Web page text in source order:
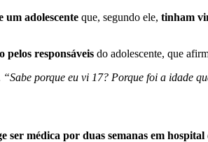
um adolescente que, segundo ele, tinham
pelos responsáveis do adolescente, que
“Sabe porque eu vi 17? Porque foi a idade
ser médica por duas semanas em hospital